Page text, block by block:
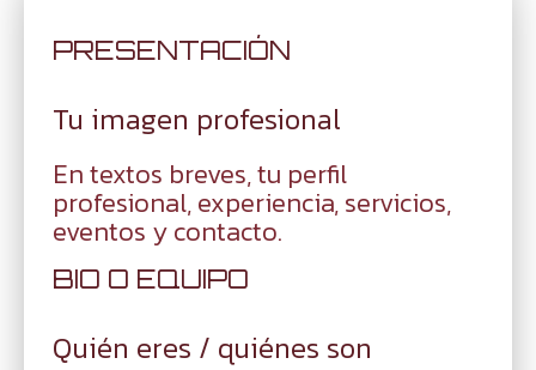
PRESENTACIÓN
Tu imagen profesional
En textos breves, tu perfil
profesional, experiencia, servicios,
eventos y contacto.
BIO O EQUIPO
Quién eres / quiénes son